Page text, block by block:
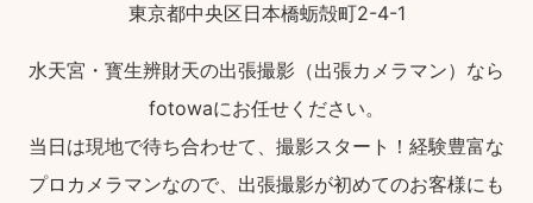
東京都中央区日本橋蛎殻町2-4-1
水天宮・寳生辨財天の出張撮影（出張カメラマン）なら
fotowaにお任せください。
当日は現地で待ち合わせて、撮影スタート！経験豊富な
プロカメラマンなので、出張撮影が初めてのお客様にも